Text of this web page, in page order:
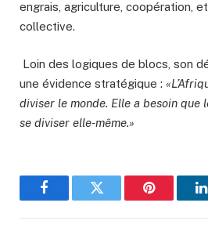
engrais, agriculture, coopération,
collective.
Loin des logiques de blocs, son
une évidence stratégique :
diviser le monde. Elle a besoin que
se diviser elle-même.»
FacebookTwitter Pinterest